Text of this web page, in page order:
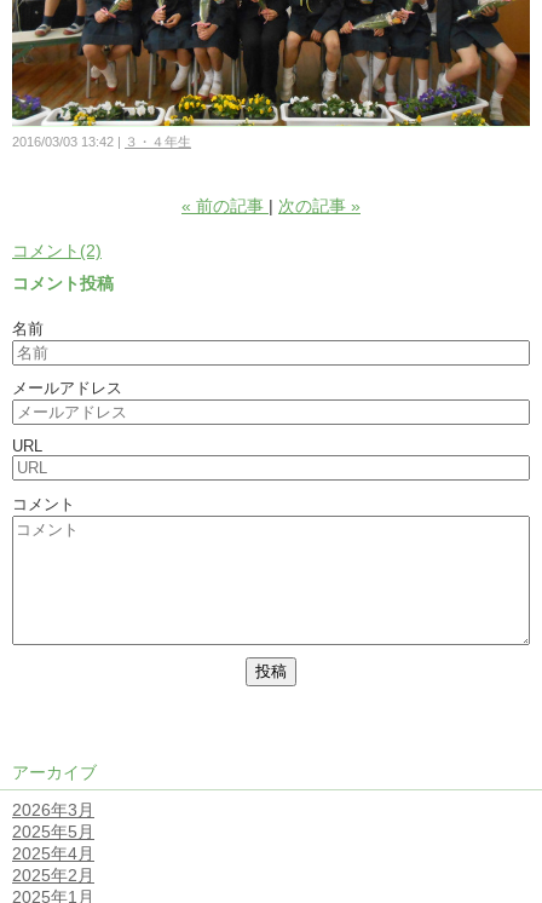
2016/03/03 13:42 ３・４年生
« 前の記事 次の記事 »
コメント(2)
コメント投稿
名前
メールアドレス
URL
コメント
アーカイブ
2026年3月
2025年5月
2025年4月
2025年2月
2025年1月